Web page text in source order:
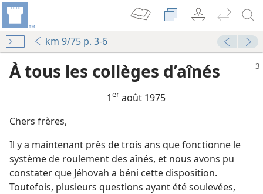
km 9/75 p. 3-6
se succédant par roulement
La Tour de Garde annonce le Royaume de Jéhovah 1972
de Dieu
La Tour de Garde annonce le Royaume de Jéhovah 1972
À tous les collèges d’aînés
1er août 1975
Chers frères,
Il y a maintenant près de trois ans que fonctionne le
système de roulement des aînés, et nous avons pu
constater que Jéhovah a béni cette disposition.
Toutefois, plusieurs questions ayant été soulevées,